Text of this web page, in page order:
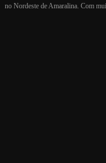
no Nordeste de Amaralina. Com